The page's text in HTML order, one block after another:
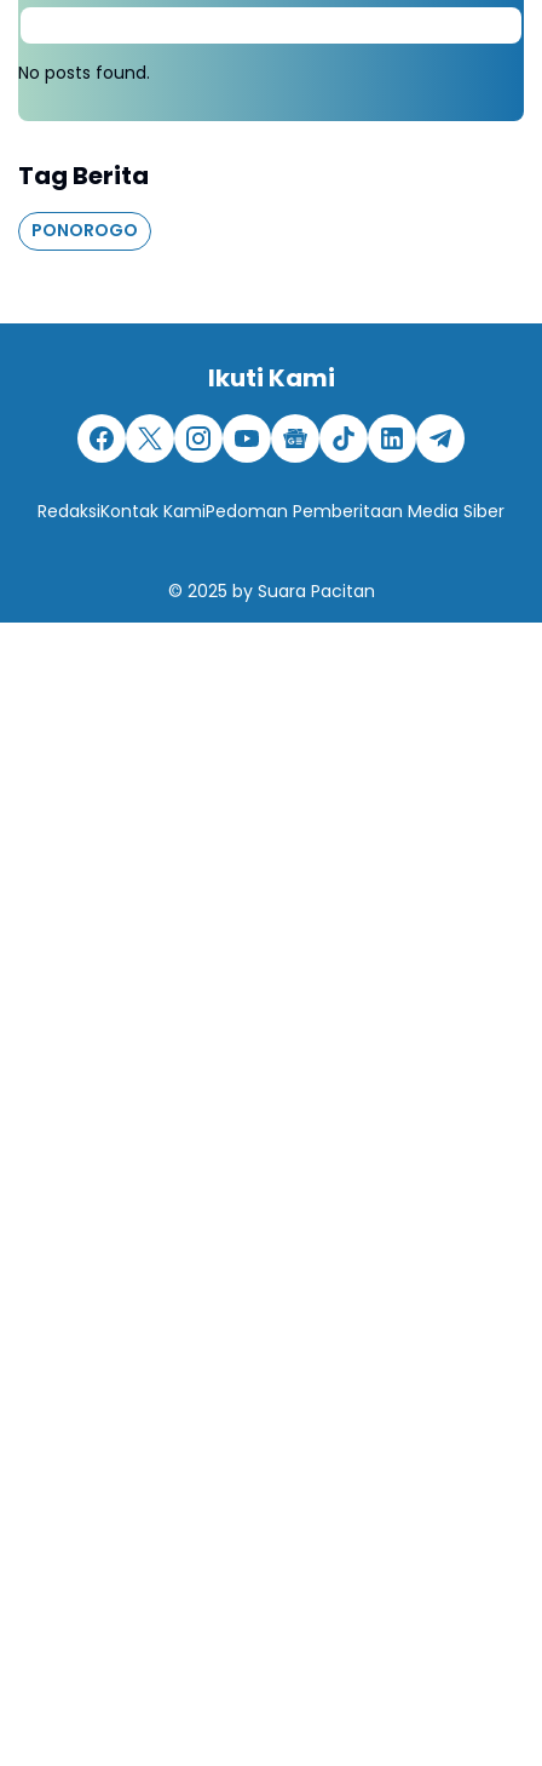
No posts found.
Tag Berita
PONOROGO
Ikuti Kami
RedaksiKontak KamiPedoman Pemberitaan Media Siber
© 2025 by Suara Pacitan